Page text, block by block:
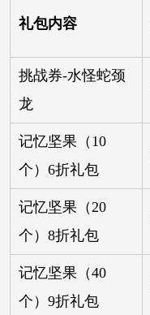
礼包内容
挑战券-水怪蛇颈
龙
记忆坚果（10
个）6折礼包
记忆坚果（20
个）8折礼包
记忆坚果（40
个）9折礼包